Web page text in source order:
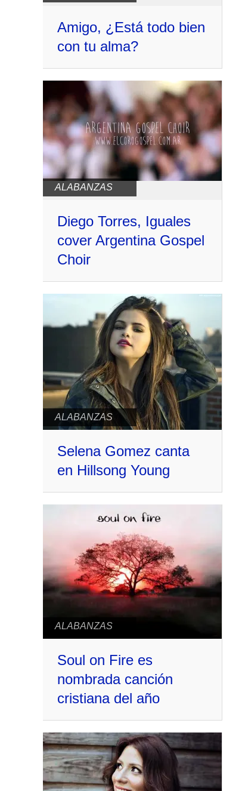
Amigo, ¿Está todo bien
con tu alma?
ALABANZAS
Diego Torres, Iguales
cover Argentina Gospel
Choir
ALABANZAS
Selena Gomez canta
en Hillsong Young
ALABANZAS
Soul on Fire es
nombrada canción
cristiana del año